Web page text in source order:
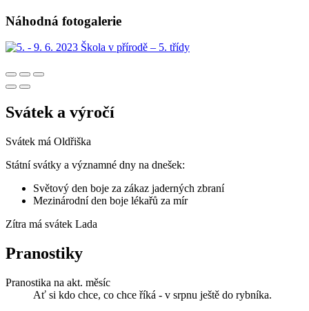
Náhodná fotogalerie
Svátek a výročí
Svátek má Oldřiška
Státní svátky a významné dny na dnešek:
Světový den boje za zákaz jaderných zbraní
Mezinárodní den boje lékařů za mír
Zítra má svátek Lada
Pranostiky
Pranostika na akt. měsíc
Ať si kdo chce, co chce říká - v srpnu ještě do rybníka.